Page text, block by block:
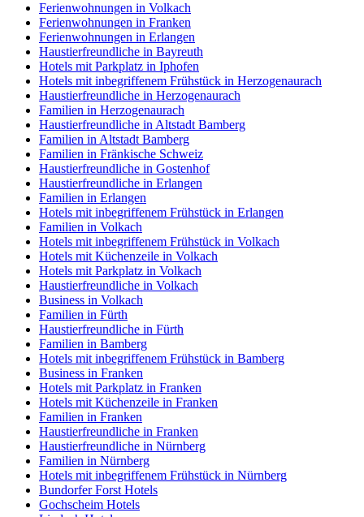
Ferienwohnungen in Volkach
Ferienwohnungen in Franken
Ferienwohnungen in Erlangen
Haustierfreundliche in Bayreuth
Hotels mit Parkplatz in Iphofen
Hotels mit inbegriffenem Frühstück in Herzogenaurach
Haustierfreundliche in Herzogenaurach
Familien in Herzogenaurach
Haustierfreundliche in Altstadt Bamberg
Familien in Altstadt Bamberg
Familien in Fränkische Schweiz
Haustierfreundliche in Gostenhof
Haustierfreundliche in Erlangen
Familien in Erlangen
Hotels mit inbegriffenem Frühstück in Erlangen
Familien in Volkach
Hotels mit inbegriffenem Frühstück in Volkach
Hotels mit Küchenzeile in Volkach
Hotels mit Parkplatz in Volkach
Haustierfreundliche in Volkach
Business in Volkach
Familien in Fürth
Haustierfreundliche in Fürth
Familien in Bamberg
Hotels mit inbegriffenem Frühstück in Bamberg
Business in Franken
Hotels mit Parkplatz in Franken
Hotels mit Küchenzeile in Franken
Familien in Franken
Haustierfreundliche in Franken
Haustierfreundliche in Nürnberg
Familien in Nürnberg
Hotels mit inbegriffenem Frühstück in Nürnberg
Bundorfer Forst Hotels
Gochscheim Hotels